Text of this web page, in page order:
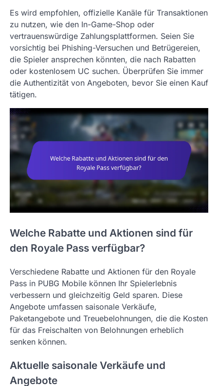
Es wird empfohlen, offizielle Kanäle für Transaktionen
zu nutzen, wie den In-Game-Shop oder
vertrauenswürdige Zahlungsplattformen. Seien Sie
vorsichtig bei Phishing-Versuchen und Betrügereien,
die Spieler ansprechen könnten, die nach Rabatten
oder kostenlosem UC suchen. Überprüfen Sie immer
die Authentizität von Angeboten, bevor Sie einen Kauf
tätigen.
Welche Rabatte und Aktionen sind für
den Royale Pass verfügbar?
Verschiedene Rabatte und Aktionen für den Royale
Pass in PUBG Mobile können Ihr Spielerlebnis
verbessern und gleichzeitig Geld sparen. Diese
Angebote umfassen saisonale Verkäufe,
Paketangebote und Treuebelohnungen, die die Kosten
für das Freischalten von Belohnungen erheblich
senken können.
Aktuelle saisonale Verkäufe und
Angebote